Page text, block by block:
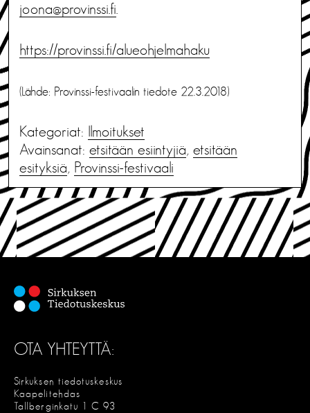
joona@provinssi.fi
https://provinssi.fi/alueohjelmahaku
(Lähde: Provinssi-festivaalin tiedote 22.3.2018)
Kategoriat: Ilmoitukset
Avainsanat: etsitään esiintyjiä, etsitään
esityksiä, Provinssi-festivaali
OTA YHTEYTTÄ:
Sirkuksen tiedotuskeskus
Kaapelitehdas
Tallberginkatu 1 C 93